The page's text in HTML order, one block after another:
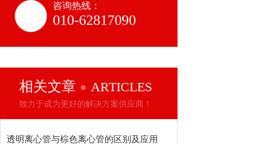
咨询热线：
010-62817090
相关文章 ARTICLES
致力于成为更好的解决方案供应商！
透明离心管与棕色离心管的区别及应用